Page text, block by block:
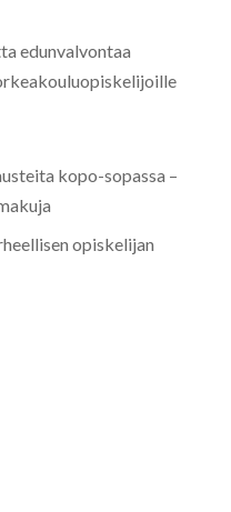
edunvalvontaa
kopo-sopassa –
opiskelijan